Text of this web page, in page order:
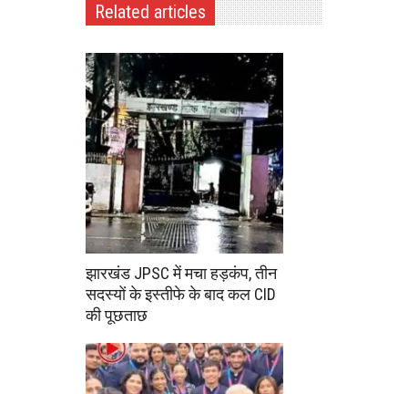
Related articles
झारखंड JPSC में मचा हड़कंप, तीन
सदस्यों के इस्तीफे के बाद कल CID
की पूछताछ